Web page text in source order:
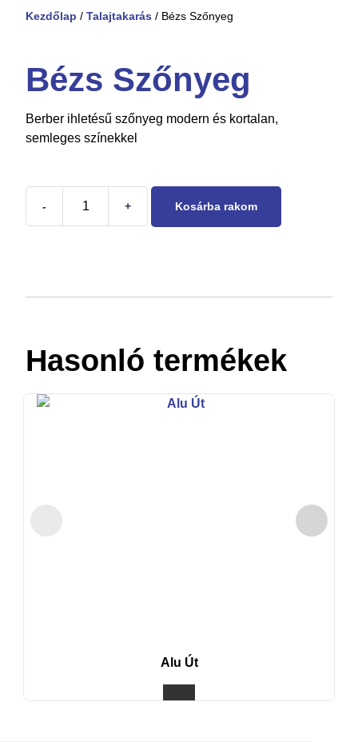
Kezdőlap / Talajtakarás / Bézs Szőnyeg
Bézs Szőnyeg
Berber ihletésű szőnyeg modern és kortalan,
semleges színekkel
- + Kosárba rakom
Hasonló termékek
Alu Út